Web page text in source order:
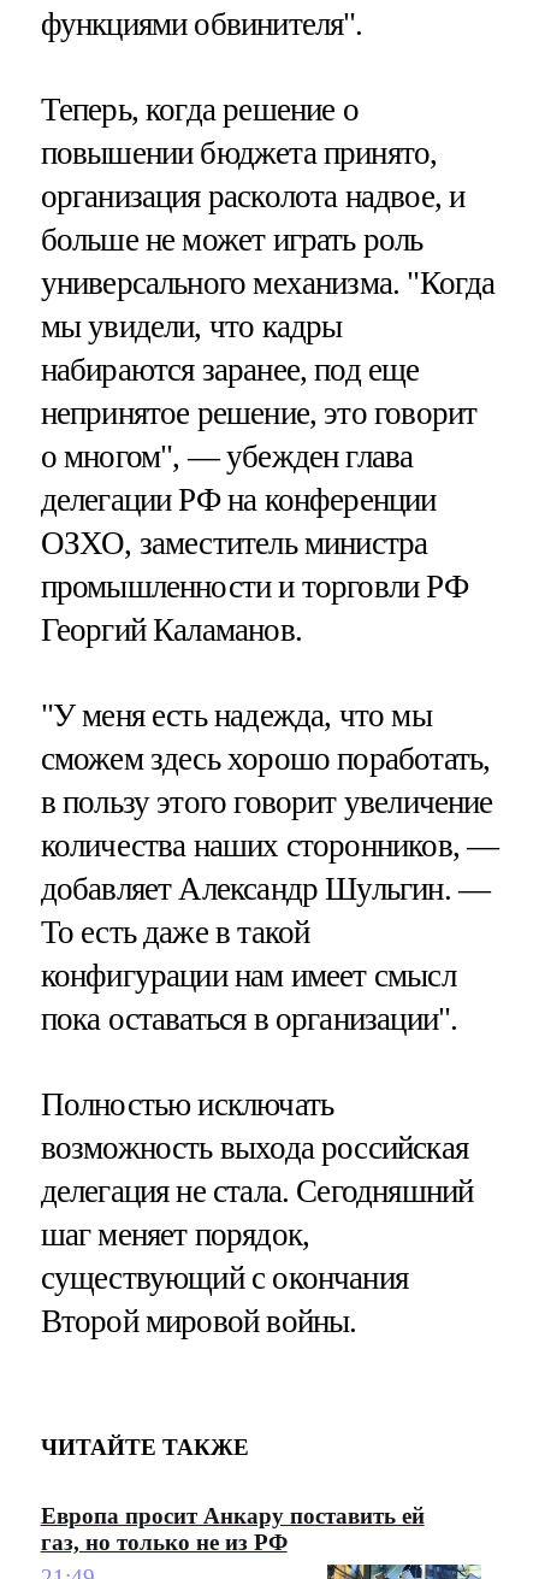
функциями обвинителя".
Теперь, когда решение о
повышении бюджета принято,
организация расколота надвое, и
больше не может играть роль
универсального механизма. "Когда
мы увидели, что кадры
набираются заранее, под еще
непринятое решение, это говорит
о многом", — убежден глава
делегации РФ на конференции
ОЗХО, заместитель министра
промышленности и торговли РФ
Георгий Каламанов.
"У меня есть надежда, что мы
сможем здесь хорошо поработать,
в пользу этого говорит увеличение
количества наших сторонников, —
добавляет Александр Шульгин. —
То есть даже в такой
конфигурации нам имеет смысл
пока оставаться в организации".
Полностью исключать
возможность выхода российская
делегация не стала. Сегодняшний
шаг меняет порядок,
существующий с окончания
Второй мировой войны.
ЧИТАЙТЕ ТАКЖЕ
Европа просит Анкару поставить ей
газ, но только не из РФ